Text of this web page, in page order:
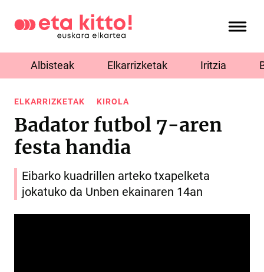
Albisteak Elkarrizketak Iritzia
ELKARRIZKETAK KIROLA
Badator futbol 7-aren
festa handia
Eibarko kuadrillen arteko txapelketa
jokatuko da Unben ekainaren 14an